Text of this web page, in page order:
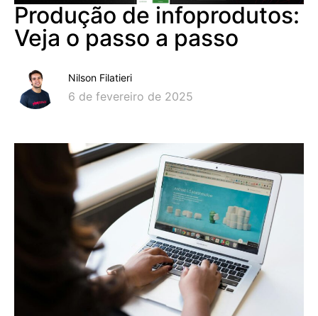
Produção de infoprodutos:
Veja o passo a passo
Nilson Filatieri
6 de fevereiro de 2025